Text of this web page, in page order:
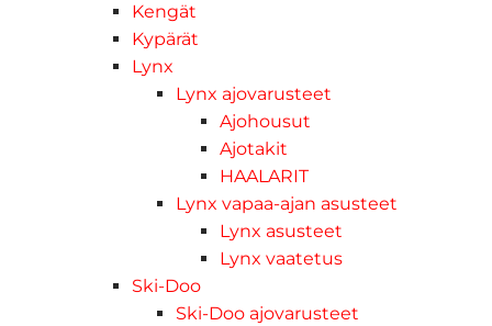
Kengät
Kypärät
Lynx
Lynx ajovarusteet
Ajohousut
Ajotakit
HAALARIT
Lynx vapaa-ajan asusteet
Lynx asusteet
Lynx vaatetus
Ski-Doo
Ski-Doo ajovarusteet